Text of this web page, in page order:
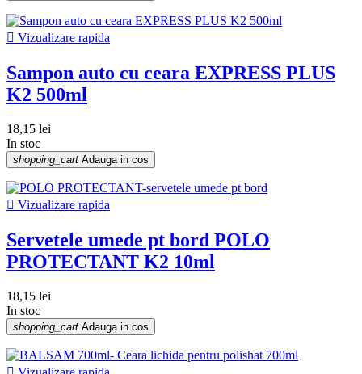
 Vizualizare rapida
Sampon auto cu ceara EXPRESS PLUS
K2 500ml
18,15 lei
In stoc
shopping_cart Adauga in cos
 Vizualizare rapida
Servetele umede pt bord POLO
PROTECTANT K2 10ml
18,15 lei
In stoc
shopping_cart Adauga in cos